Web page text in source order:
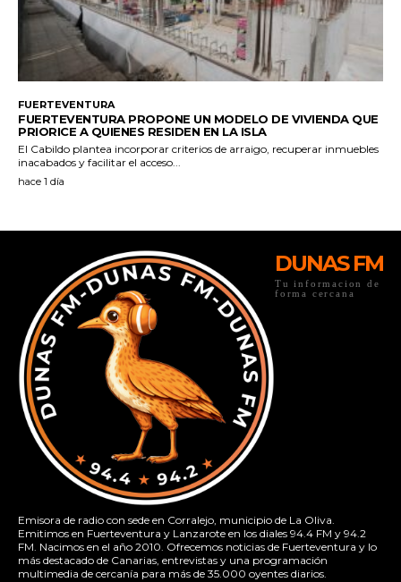
DUNAS FM
Tu informacion de
forma cercana
Emisora de radio con sede en Corralejo, municipio de La Oliva.
Emitimos en Fuerteventura y Lanzarote en los diales 94.4 FM y 94.2
FM. Nacimos en el año 2010. Ofrecemos noticias de Fuerteventura y lo
más destacado de Canarias, entrevistas y una programación
multimedia de cercanía para más de 35.000 oyentes diarios.